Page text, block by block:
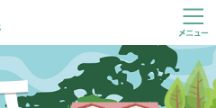
メニュ
ー